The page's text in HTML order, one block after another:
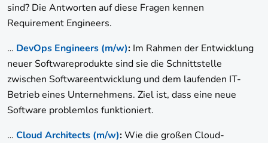
sind? Die Antworten auf diese Fragen kennen
Requirement Engineers.
… DevOps Engineers (m/w): Im Rahmen der Entwicklung
neuer Softwareprodukte sind sie die Schnittstelle
zwischen Softwareentwicklung und dem laufenden IT-
Betrieb eines Unternehmens. Ziel ist, dass eine neue
Software problemlos funktioniert.
… Cloud Architects (m/w):Wie die großen Cloud-